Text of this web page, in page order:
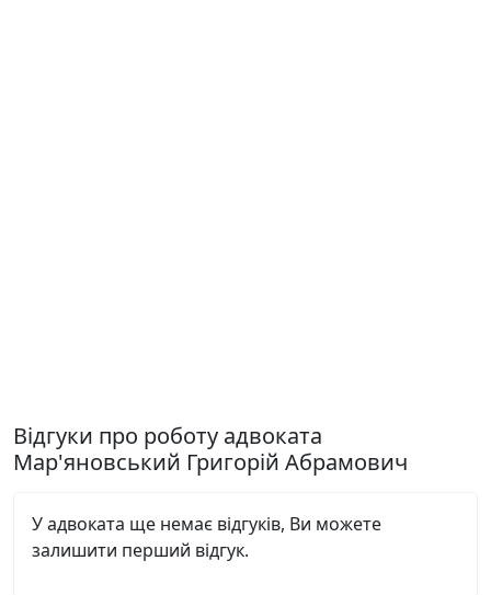
Відгуки про роботу адвоката
Мар'яновський Григорій Абрамович
У адвоката ще немає відгуків, Ви можете
залишити перший відгук.